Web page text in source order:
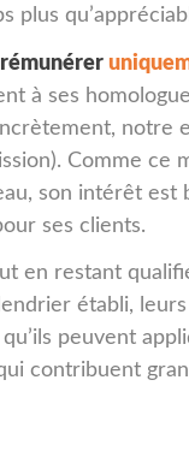
plus
rémunérer
à ses
notre
Comme ce
son intérêt est
ses clients.
en restant
établi,
qu’ils peuvent
contribuent